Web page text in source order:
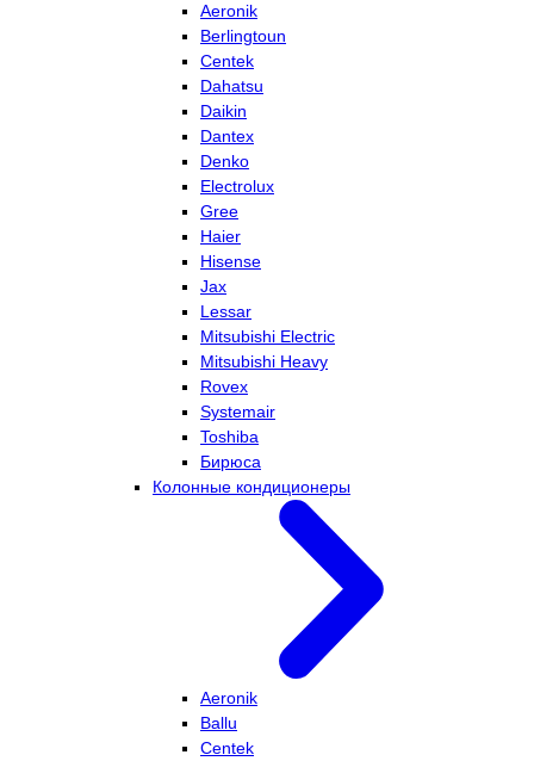
Aeronik
Berlingtoun
Centek
Dahatsu
Daikin
Dantex
Denko
Electrolux
Gree
Haier
Hisense
Jax
Lessar
Mitsubishi Electric
Mitsubishi Heavy
Rovex
Systemair
Toshiba
Бирюса
Колонные кондиционеры
Aeronik
Ballu
Centek